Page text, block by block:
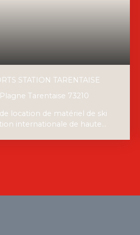
STATION TARENTAISE
Tarentaise 73210
location de matériel de ski
internationale de haute